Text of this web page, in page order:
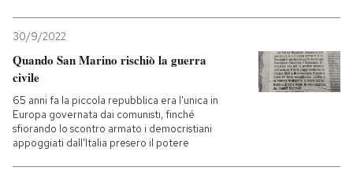
NEWSLETTER
I MIEI PREFERITI
SHOP
30/9/2022
Quando San Marino rischiò la guerra
civile
65 anni fa la piccola repubblica era l'unica in
Europa governata dai comunisti, finché
sfiorando lo scontro armato i democristiani
appoggiati dall'Italia presero il potere